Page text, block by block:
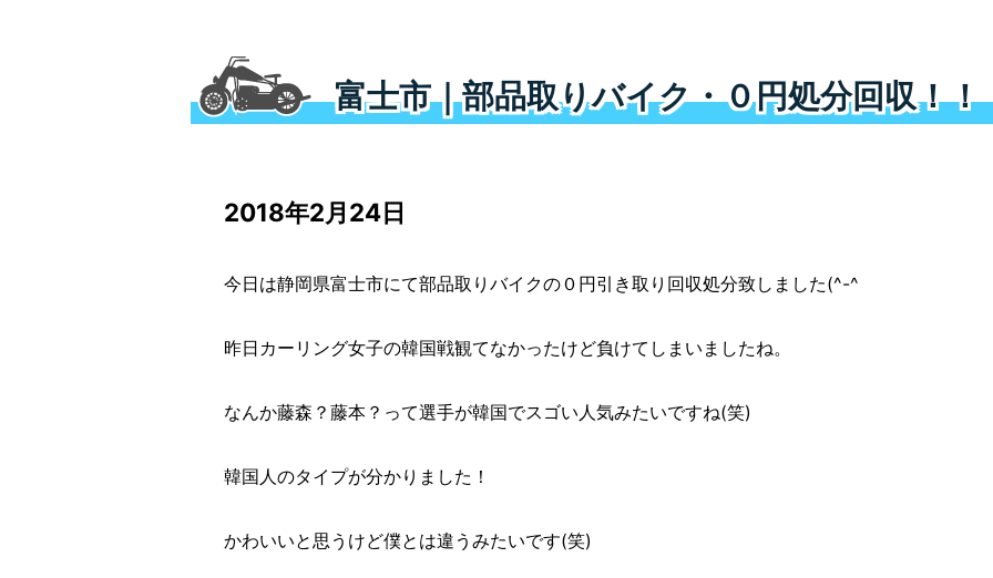
富士市｜部品取りバイク・０円処分回収！！
2018年2月24日
今日は静岡県富士市にて部品取りバイクの０円引き取り回収処分致しました(^-^ゞ
昨日カーリング女子の韓国戦観てなかったけど負けてしまいましたね。
なんか藤森？藤本？って選手が韓国でスゴい人気みたいですね(笑)
韓国人のタイプが分かりました！
かわいいと思うけど僕とは違うみたいです(笑)